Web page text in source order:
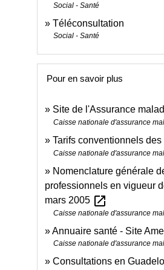
Social - Santé
Téléconsultation
Social - Santé
Pour en savoir plus
Site de l'Assurance
Caisse nationale d'assurance
Tarifs conventionnels
Caisse nationale d'assurance
Nomenclature générale
professionnels en vigueur
mars 2005 open_in_new
Caisse nationale d'assurance
Annuaire santé - Site
Caisse nationale d'assurance
Consultations en